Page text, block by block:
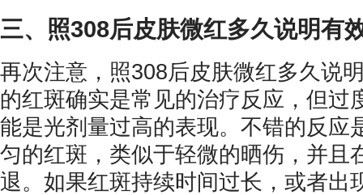
三、照308后皮肤微红多久说明有
再次注意，照308后皮肤微红多久说
的红斑确实是常见的治疗反应，但过
能是光剂量过高的表现。不错的反应
匀的红斑，类似于轻微的晒伤，并且
退。如果红斑持续时间过长，或者出